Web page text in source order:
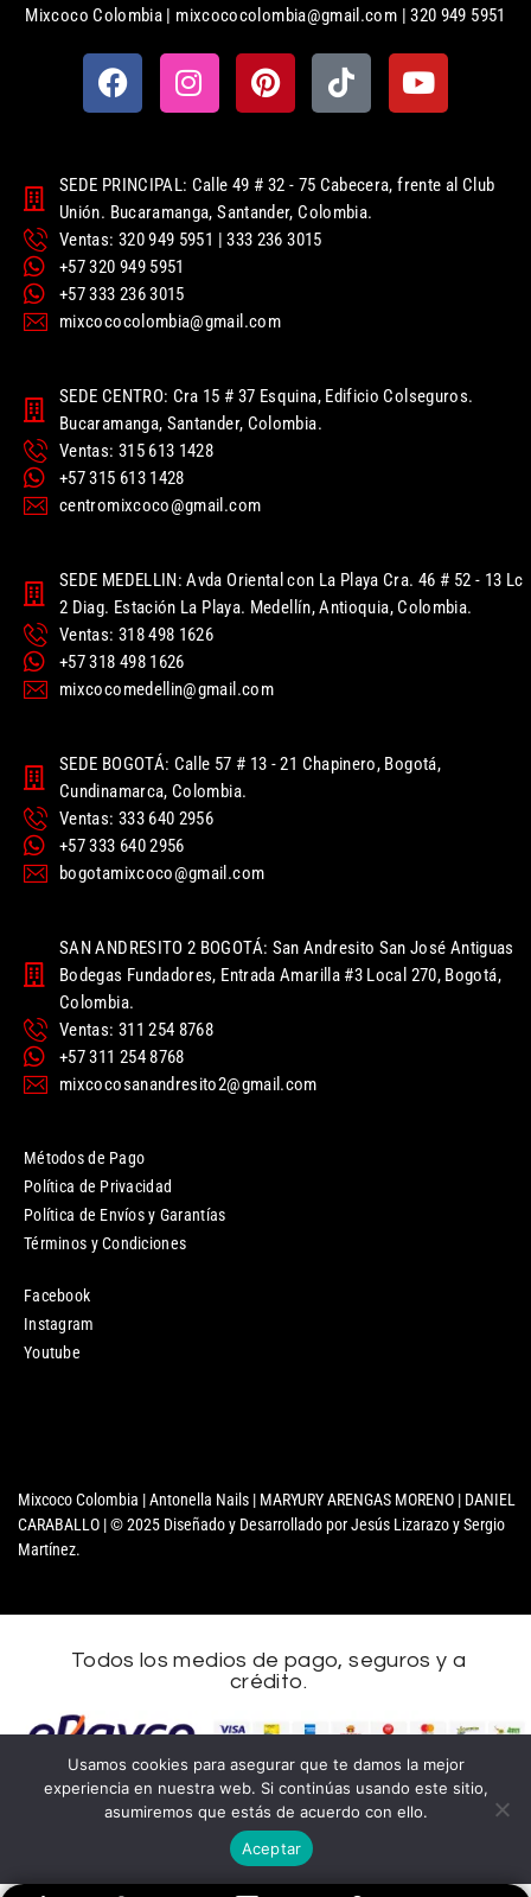
Mixcoco Colombia | mixcococolombia@gmail.com | 320 949 5951
SEDE PRINCIPAL: Calle 49 # 32 - 75 Cabecera, frente al Club
Unión. Bucaramanga, Santander, Colombia.
Ventas: 320 949 5951 | 333 236 3015
+57 320 949 5951
+57 333 236 3015
mixcococolombia@gmail.com
SEDE CENTRO: Cra 15 # 37 Esquina, Edificio Colseguros.
Bucaramanga, Santander, Colombia.
Ventas: 315 613 1428
+57 315 613 1428
centromixcoco@gmail.com
SEDE MEDELLIN: Avda Oriental con La Playa Cra. 46 # 52 - 13 Lc
2 Diag. Estación La Playa. Medellín, Antioquia, Colombia.
Ventas: 318 498 1626
+57 318 498 1626
mixcocomedellin@gmail.com
SEDE BOGOTÁ: Calle 57 # 13 - 21 Chapinero, Bogotá,
Cundinamarca, Colombia.
Ventas: 333 640 2956
+57 333 640 2956
bogotamixcoco@gmail.com
SAN ANDRESITO 2 BOGOTÁ: San Andresito San José Antiguas
Bodegas Fundadores, Entrada Amarilla #3 Local 270, Bogotá,
Colombia.
Ventas: 311 254 8768
+57 311 254 8768
mixcocosanandresito2@gmail.com
Métodos de Pago
Política de Privacidad
Política de Envíos y Garantías
Términos y Condiciones
Facebook
Instagram
Youtube
Mixcoco Colombia | Antonella Nails | MARYURY ARENGAS MORENO | DANIEL
CARABALLO | © 2025 Diseñado y Desarrollado por Jesús Lizarazo y Sergio
Martínez.
Todos los medios de pago, seguros y a
crédito.
Usamos cookies para asegurar que te damos la mejor
experiencia en nuestra web. Si continúas usando este sitio,
asumiremos que estás de acuerdo con ello.
Aceptar